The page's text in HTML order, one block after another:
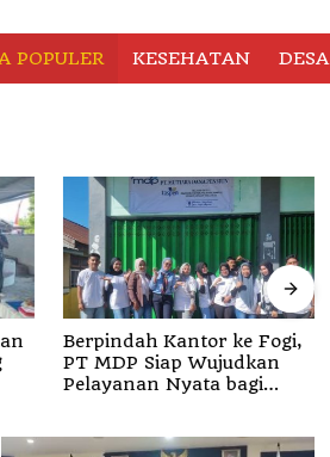
POPULER KESEHATAN DESA
Wakil Ketua Komisi I DPRD
Sula Dinilai Gagal Paham
Regulasi